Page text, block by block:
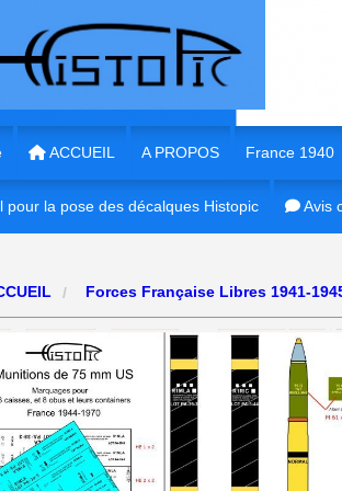
ACCUEIL A PROPOS France 1940
1/35e
1/72e France
1/16e France
1/56e France
pour la pose des décalques Histopic Avis
Forces Française Libres 1941-